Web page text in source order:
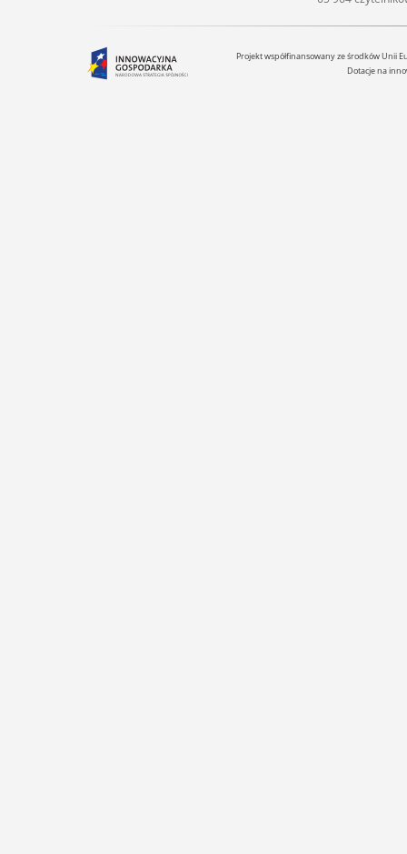
Projekt współfinansowany ze środków Unii
Dotacje na